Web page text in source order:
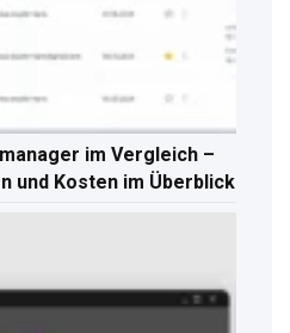
im Vergleich –
und Kosten im Überblick